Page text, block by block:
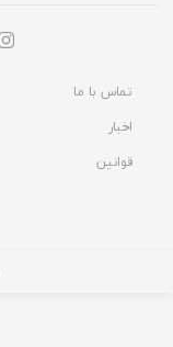
تماس با ما
اخبار
قوانین